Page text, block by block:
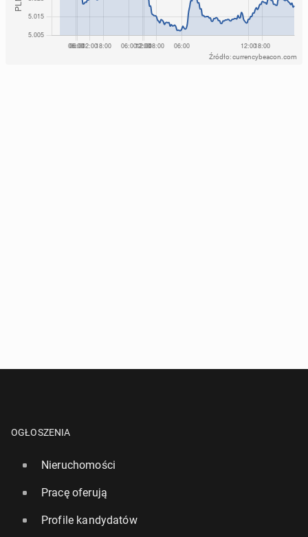
Źródło: currencybeacon.com
OGŁOSZENIA
Nieruchomości
Pracę oferują
Profile kandydatów